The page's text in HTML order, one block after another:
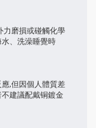
力磨損或碰觸化學
、洗澡睡覺時
,但因個人體質差
建議配戴铜鍍金